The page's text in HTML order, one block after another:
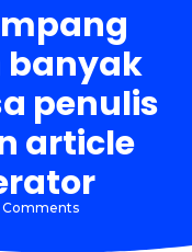
penulis
article
Comments